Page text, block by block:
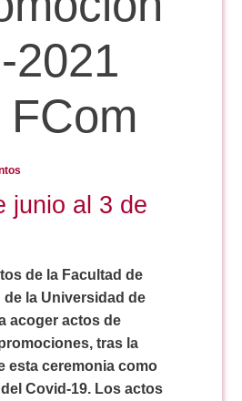
2021
FCom
junio al 3 de
de la Facultad de
la Universidad de
acoger actos de
tras la
esta ceremonia como
Covid-19. Los actos